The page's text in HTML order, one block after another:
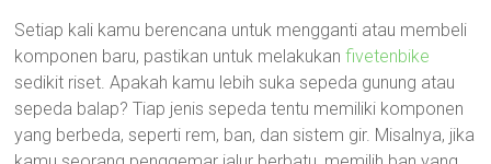
Setiap kali kamu berencana untuk mengganti atau membeli
komponen baru, pastikan untuk melakukanfivetenbike
sedikit riset. Apakah kamu lebih suka sepeda gunung atau
sepeda balap? Tiap jenis sepeda tentu memiliki komponen
yang berbeda, seperti rem, ban, dan sistem gir. Misalnya, jika